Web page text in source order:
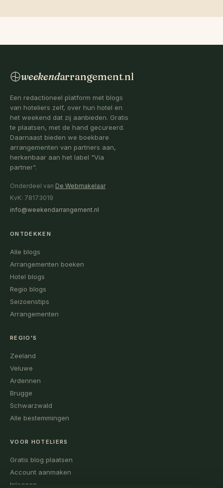
weekendarrangement.nl
Een redactioneel platform met blogs
van hoteliers zelf, over hun hotel en
het weekend dat zij aanbieden. Gratis
te plaatsen, met de hand gecureerd.
Daarnaast bieden we boekbare
arrangementen van partners aan,
herkenbaar aan het label "Via
partner".
Onderdeel van De Webmakelaar
KvK: 78173019
info@weekendarrangement.nl
ONTDEKKEN
Alle blogs
Arrangementen boeken
Hotel blogs
Regio blogs
Seizoenstips
Arrangementen
REGIO'S
Zeeland
Veluwe
Ardennen
Brugge
Schwarzwald
Alle bestemmingen
VOOR HOTELIERS
Gratis blog plaatsen
Account aanmaken
Inloggen